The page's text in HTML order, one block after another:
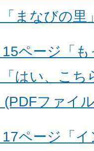
まなびの里
15ページ「
はい、こち
(PDFファイ
17ページ「